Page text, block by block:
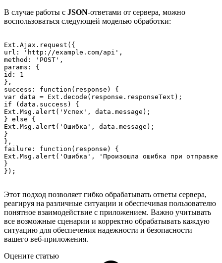
В случае работы с JSON-ответами от сервера, можно
воспользоваться следующей моделью обработки:
Ext.Ajax.request({
url: 'http://example.com/api',
method: 'POST',
params: {
id: 1
},
success: function(response) {
var data = Ext.decode(response.responseText);
if (data.success) {
Ext.Msg.alert('Успех', data.message);
} else {
Ext.Msg.alert('Ошибка', data.message);
}
},
failure: function(response) {
Ext.Msg.alert('Ошибка', 'Произошла ошибка при
}
Этот подход позволяет гибко обрабатывать ответы сервера,
реагируя на различные ситуации и обеспечивая пользователю
понятное взаимодействие с приложением. Важно учитывать
все возможные сценарии и корректно обрабатывать каждую
ситуацию для обеспечения надежности и безопасности
вашего веб-приложения.
Оцените статью